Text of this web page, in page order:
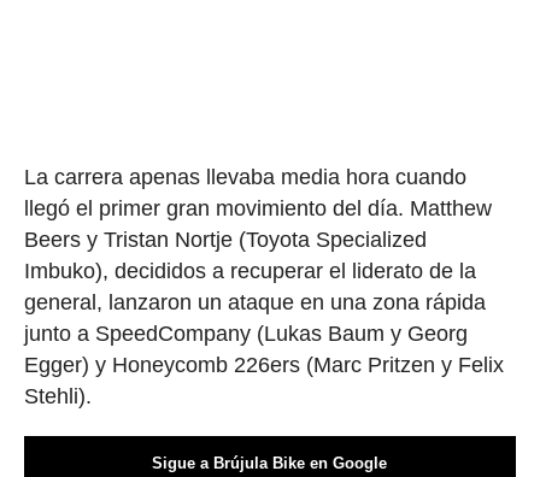
La carrera apenas llevaba media hora cuando
llegó el primer gran movimiento del día. Matthew
Beers y Tristan Nortje (Toyota Specialized
Imbuko), decididos a recuperar el liderato de la
general, lanzaron un ataque en una zona rápida
junto a SpeedCompany (Lukas Baum y Georg
Egger) y Honeycomb 226ers (Marc Pritzen y Felix
Stehli).
Sigue a Brújula Bike en Google